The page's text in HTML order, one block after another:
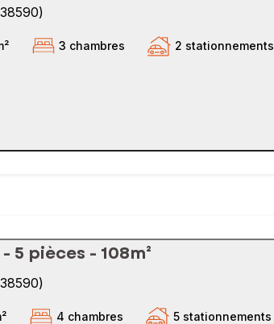
38590)
3 chambres 2 stationnements
5 pièces - 108m²
38590)
4 chambres 5 stationnements